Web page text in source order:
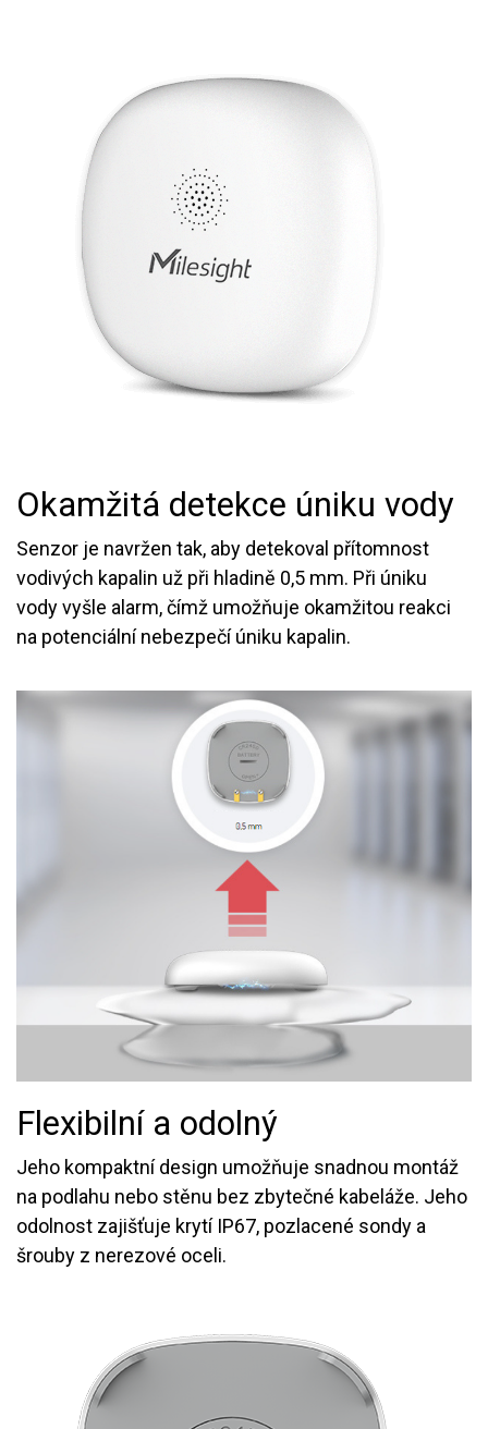
Okamžitá detekce úniku vody
Senzor je navržen tak, aby detekoval přítomnost
vodivých kapalin už při hladině 0,5 mm. Při úniku
vody vyšle alarm, čímž umožňuje okamžitou reakci
na potenciální nebezpečí úniku kapalin.
Flexibilní a odolný
Jeho kompaktní design umožňuje snadnou montáž
na podlahu nebo stěnu bez zbytečné kabeláže. Jeho
odolnost zajišťuje krytí IP67, pozlacené sondy a
šrouby z nerezové oceli.